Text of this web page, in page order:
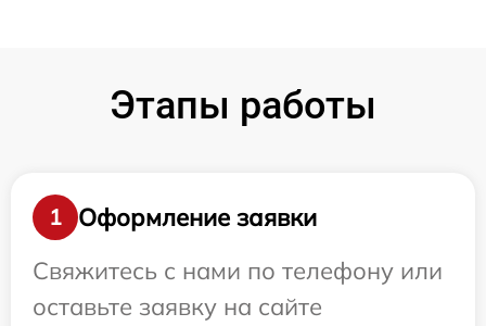
Этапы работы
1
Оформление заявки
Свяжитесь с нами по телефону или
оставьте заявку на сайте